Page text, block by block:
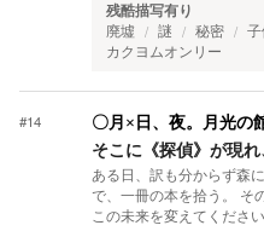
残酷描写有り
廃墟 謎 秘密
カクヨムオンリー
#14 〇月×日、夜。月光の
そこに《探偵》が現れ
ある日、訳も分からず森
で、一冊の本を拾う。 そ
この未来を変えてくださ